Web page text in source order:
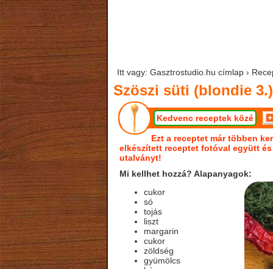
Itt vagy: Gasztrostudio.hu címlap ›
Szöszi süti (blondie 3.)
Kedvenc receptek közé
Ezt a receptet már többen
elkészített receptet fotóval együtt
utalványt!
Mi kellhet hozzá? Alapanyagok:
cukor
só
tojás
liszt
margarin
cukor
zöldség
gyümölcs